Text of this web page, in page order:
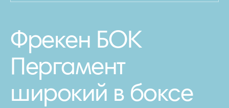
Фрекен БОК
Пергамент
широкий в боксе